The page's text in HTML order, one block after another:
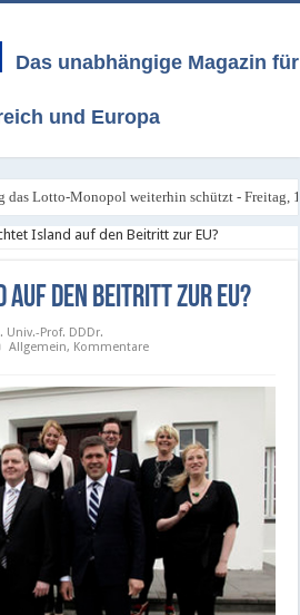
Das unabhängige Magazin für
und Europa
das Lotto-Monopol weiterhin schützt - Freitag,
Island auf den Beitritt zur EU?
den Beitritt zur EU?
Univ.-Prof. DDDr.
Allgemein, Kommentare